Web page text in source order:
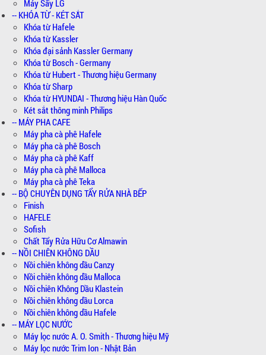
Máy Sấy LG
-- KHÓA TỪ - KÉT SẮT
Khóa từ Hafele
Khóa từ Kassler
Khóa đại sảnh Kassler Germany
Khóa từ Bosch - Germany
Khóa từ Hubert - Thương hiệu Germany
Khóa từ Sharp
Khóa từ HYUNDAI - Thương hiệu Hàn Quốc
Két sắt thông minh Philips
-- MÁY PHA CAFE
Máy pha cà phê Hafele
Máy pha cà phê Bosch
Máy pha cà phê Kaff
Máy pha cà phê Malloca
Máy pha cà phê Teka
-- BỘ CHUYÊN DỤNG TẨY RỬA NHÀ BẾP
Finish
HAFELE
Sofish
Chất Tẩy Rửa Hữu Cơ Almawin
-- NỒI CHIÊN KHÔNG DẦU
Nồi chiên không dầu Canzy
Nồi chiên không dầu Malloca
Nồi chiên Không Dầu Klastein
Nồi chiên không dầu Lorca
Nồi chiên không dầu Hafele
-- MÁY LỌC NƯỚC
Máy lọc nước A. O. Smith - Thương hiệu Mỹ
Máy lọc nước Trim Ion - Nhật Bản